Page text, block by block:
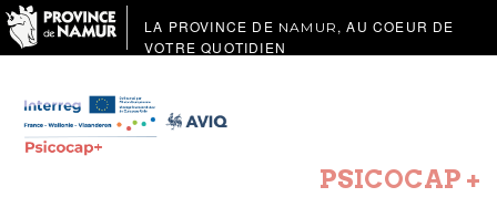
LA PROVINCE DE NAMUR , AU COEUR DE
VOTRE QUOTIDIEN
PSICOCAP +